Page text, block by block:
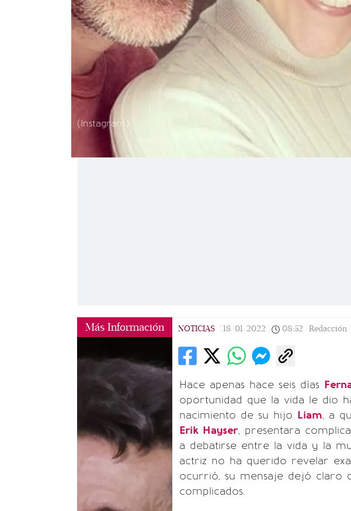
(Instagram)
Más Información NOTICIAS 18/01/2022 08:52 Redacción |
Hace apenas hace seis días
oportunidad que la vida le dio
nacimiento de su hijo Liam, a
Erik Hayser, presentara
a debatirse entre la vida y la
actriz no ha querido revelar
ocurrió, su mensaje dejó claro
complicados.